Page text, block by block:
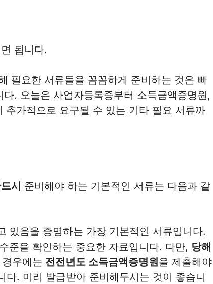
됩니다.
필요한 서류들을 꼼꼼하게 준비하는 것은 빠
. 오늘은 사업자등록증부터 소득금액증명원,
가적으로 요구될 수 있는 기타 필요 서류까
시 준비해야 하는 기본적인 서류는 다음과 같
있음을 증명하는 가장 기본적인 서류입니다.
준을 확인하는 중요한 자료입니다. 다만, 당해
우에는 전전년도 소득금액증명원을 제출해야
다. 미리 발급받아 준비해두시는 것이 좋습니